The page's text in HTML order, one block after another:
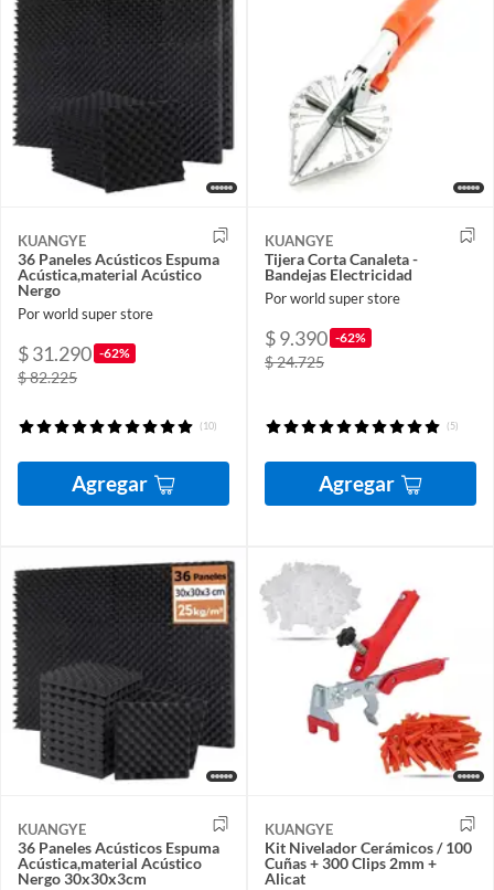
KUANGYE
36 Paneles Acústicos Espuma
Acústica,material Acústico
Nergo
Por world super store
$ 31.290 -62%
$ 82.225
(10)
Agregar
KUANGYE
Tijera Corta Canaleta -
Bandejas Electricidad
Por world super store
$ 9.390 -62%
$ 24.725
(5)
Agregar
KUANGYE
36 Paneles Acústicos Espuma
Acústica,material Acústico
Nergo 30x30x3cm
KUANGYE
Kit Nivelador Cerámicos / 100
Cuñas + 300 Clips 2mm +
Alicat